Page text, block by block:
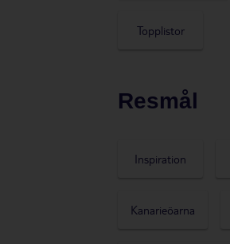
Topplistor
Resmål
Inspiration
Kanarieöarna